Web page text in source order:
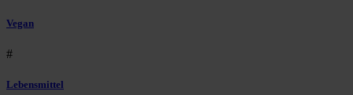
Vegan
#
Lebensmittel